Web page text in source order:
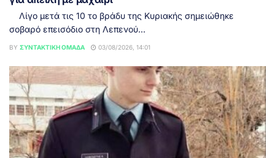
Λίγο μετά τις 10 το βράδυ της Κυριακής σημειώθηκε
σοβαρό επεισόδιο στη Λεπενού...
BY ΣΥΝΤΑΚΤΙΚΉ ΟΜΆΔΑ 03/08/2026, 14:01